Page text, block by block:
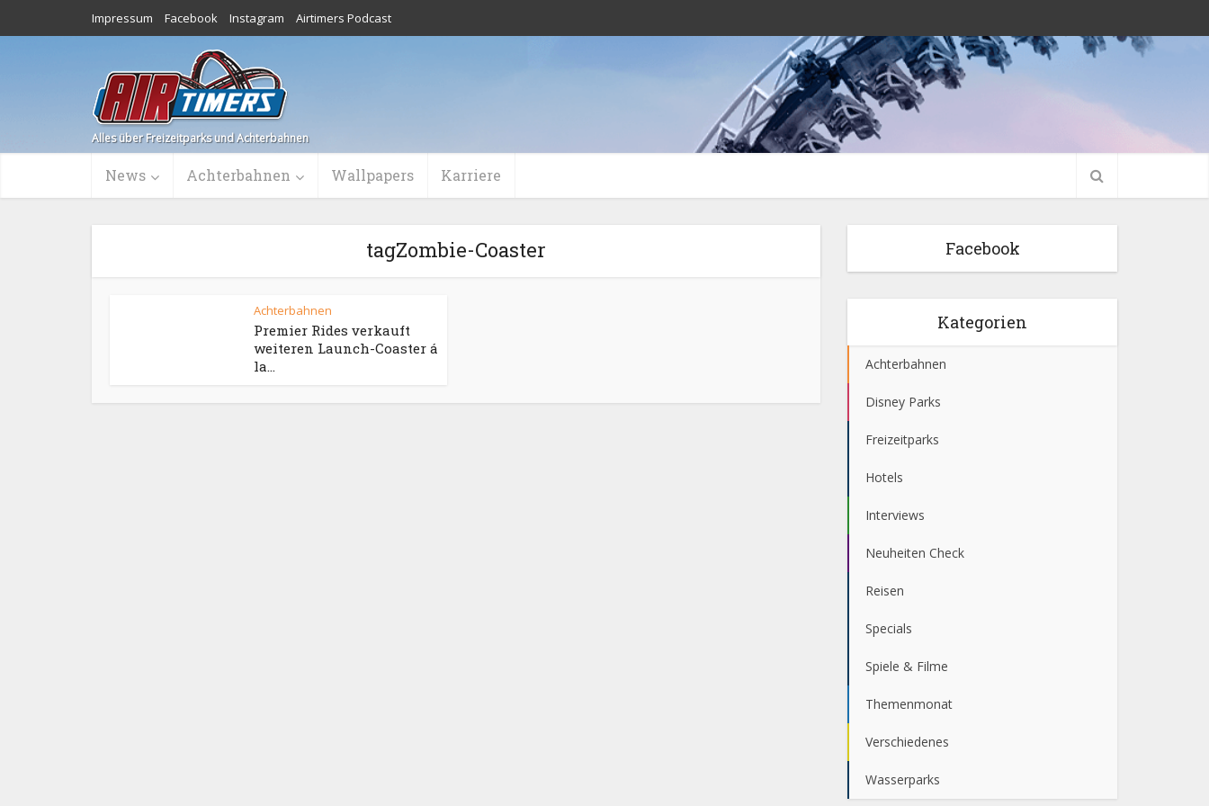
Impressum Facebook Instagram Airtimers Podcast
Alles über Freizeitparks und Achterbahnen
News Achterbahnen Wallpapers Karriere
tagZombie-Coaster
Achterbahnen
Premier Rides verkauft
weiteren Launch-Coaster á
la...
Facebook
Kategorien
Achterbahnen
Disney Parks
Freizeitparks
Hotels
Interviews
Neuheiten Check
Reisen
Specials
Spiele & Filme
Themenmonat
Verschiedenes
Wasserparks